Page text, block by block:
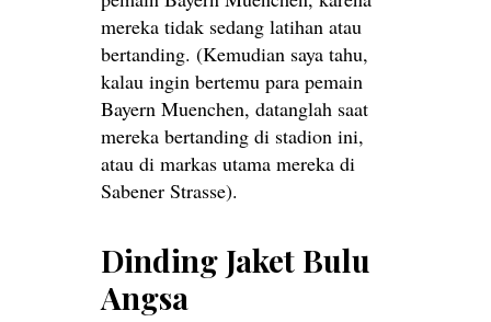
mereka tidak sedang latihan atau
bertanding. (Kemudian saya tahu,
kalau ingin bertemu para pemain
Bayern Muenchen, datanglah saat
mereka bertanding di stadion ini,
atau di markas utama mereka di
Sabener Strasse).
Dinding Jaket Bulu
Angsa